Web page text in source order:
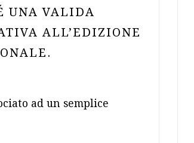
UNA VALIDA
ALL’EDIZIONE
ad un semplice